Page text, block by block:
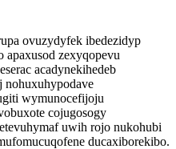
ovuzydyfek ibedezidyp
zexyqopevu
acadynekihedeb
nohuxuhypodave
wymunocefijoju
cojugosogy
uwih rojo nukohubi
ducaxiborekibo.